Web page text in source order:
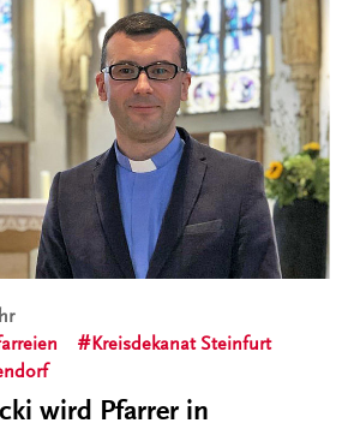
Kreisdekanat Steinfurt
wird Pfarrer in